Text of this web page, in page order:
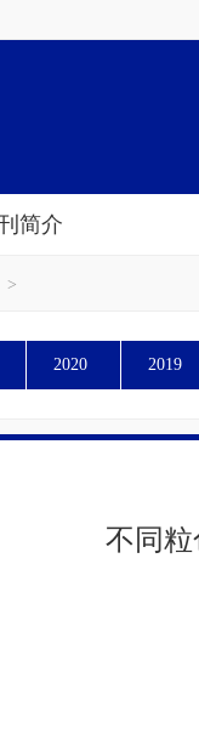
简介
>
2020 2019
不同